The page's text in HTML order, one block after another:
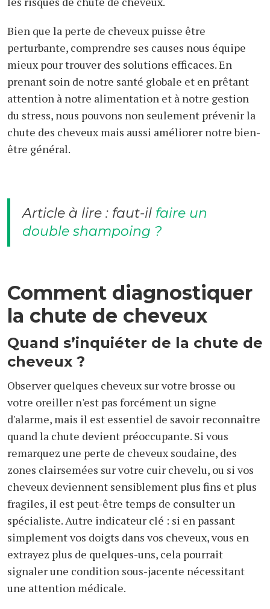
Bien que la perte de cheveux puisse être
perturbante, comprendre ses causes nous équipe
mieux pour trouver des solutions efficaces. En
prenant soin de notre santé globale et en prêtant
attention à notre alimentation et à notre gestion
du stress, nous pouvons non seulement prévenir la
chute des cheveux mais aussi améliorer notre bien-
être général.
Article à lire : faut-il faire un
double shampoing ?
Comment diagnostiquer
la chute de cheveux
Quand s’inquiéter de la chute de
cheveux ?
Observer quelques cheveux sur votre brosse ou
votre oreiller n'est pas forcément un signe
d'alarme, mais il est essentiel de savoir reconnaître
quand la chute devient préoccupante. Si vous
remarquez une perte de cheveux soudaine, des
zones clairsemées sur votre cuir chevelu, ou si vos
cheveux deviennent sensiblement plus fins et plus
fragiles, il est peut-être temps de consulter un
spécialiste. Autre indicateur clé : si en passant
simplement vos doigts dans vos cheveux, vous en
extrayez plus de quelques-uns, cela pourrait
signaler une condition sous-jacente nécessitant
une attention médicale.